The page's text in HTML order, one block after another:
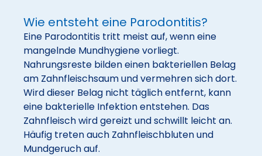
Wie entsteht eine Parodontitis?
Eine Parodontitis tritt meist auf, wenn eine
mangelnde Mundhygiene vorliegt.
Nahrungsreste bilden einen bakteriellen Belag
am Zahnfleischsaum und vermehren sich dort.
Wird dieser Belag nicht täglich entfernt, kann
eine bakterielle Infektion entstehen. Das
Zahnfleisch wird gereizt und schwillt leicht an.
Häufig treten auch Zahnfleischbluten und
Mundgeruch auf.